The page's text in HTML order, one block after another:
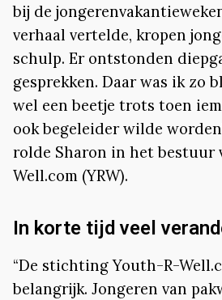
bij de
verhaal vertelde, kropen
schulp. Er ontstonden
gesprekken. Daar was ik zo
wel een beetje trots toen
ook begeleider wilde
rolde Sharon in het bestuur
Well.com (YRW).
In korte tijd veel
“De stichting Youth-R-
belangrijk. Jongeren van